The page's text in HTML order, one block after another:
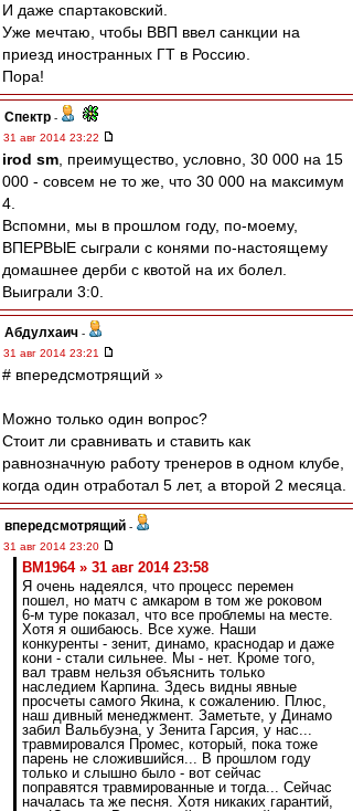
И даже спартаковский.
Уже мечтаю, чтобы ВВП ввел санкции на
приезд иностранных ГТ в Россию.
Пора!
Спектр -
31 авг 2014 23:22
irod sm , преимущество, условно, 30 000 на 15
000 - совсем не то же, что 30 000 на максимум
4.
Вспомни, мы в прошлом году, по-моему,
ВПЕРВЫЕ сыграли с конями по-настоящему
домашнее дерби с квотой на их болел.
Выиграли 3:0.
Абдулхаич -
31 авг 2014 23:21
# впередсмотрящий »
Можно только один вопрос?
Стоит ли сравнивать и ставить как
равнозначную работу тренеров в одном клубе,
когда один отработал 5 лет, а второй 2 месяца.
впередсмотрящий -
31 авг 2014 23:20
BM1964 » 31 авг 2014 23:58
Я очень надеялся, что процесс перемен
пошел, но матч с амкаром в том же роковом
6-м туре показал, что все проблемы на месте.
Хотя я ошибаюсь. Все хуже. Наши
конкуренты - зенит, динамо, краснодар и даже
кони - стали сильнее. Мы - нет. Кроме того,
вал травм нельзя объяснить только
наследием Карпина. Здесь видны явные
просчеты самого Якина, к сожалению. Плюс,
наш дивный менеджмент. Заметьте, у Динамо
забил Вальбуэна, у Зенита Гарсия, у нас...
травмировался Промес, который, пока тоже
парень не сложившийся... В прошлом году
только и слышно было - вот сейчас
поправятся травмированные и тогда... Сейчас
началась та же песня. Хотя никаких гарантий,